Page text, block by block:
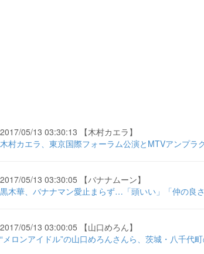
2017/05/13 03:30:13 【木村カエラ】
木村カエラ、東京国際フォーラム公演とMTVアンプ
2017/05/13 03:30:05 【バナナムーン】
黒木華、バナナマン愛止まらず…「頭いい」「仲の良
2017/05/13 03:00:05 【山口めろん】
“メロンアイドル”の山口めろんさんら、茨城・八千代